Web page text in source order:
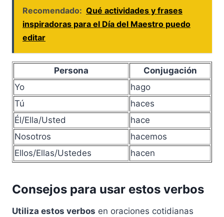
Recomendado: Qué actividades y frases
inspiradoras para el Día del Maestro puedo
editar
Persona
Conjugación
Yo
hago
Tú
haces
Él/Ella/Usted
hace
Nosotros
hacemos
Ellos/Ellas/Ustedes
hacen
Consejos para usar estos verbos
Utiliza estos verbos en oraciones cotidianas